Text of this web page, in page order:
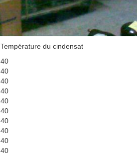
Température du cindensat
40
40
40
40
40
40
40
40
40
40